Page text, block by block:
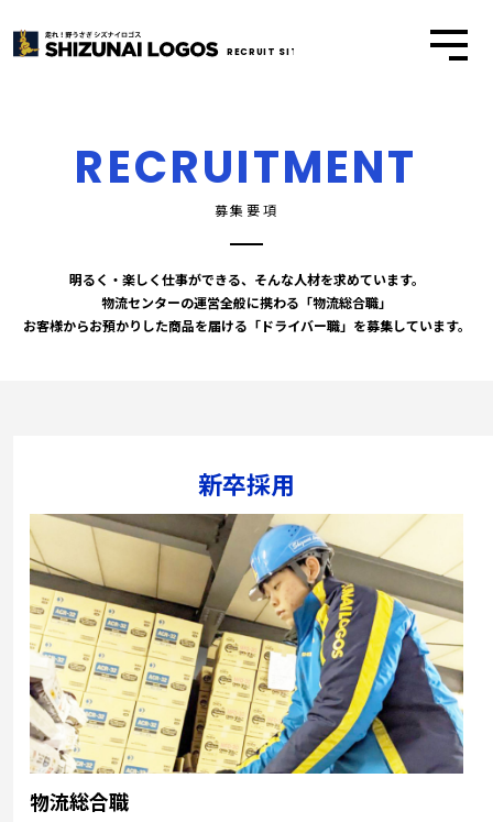
RECRUIT SITE
RECRUITMENT
募集要項
明るく・楽しく仕事ができる、そんな人材を求めています。
物流センターの運営全般に携わる「物流総合職」
お客様からお預かりした商品を届ける「ドライバー職」を募集しています。
新卒採用
物流総合職